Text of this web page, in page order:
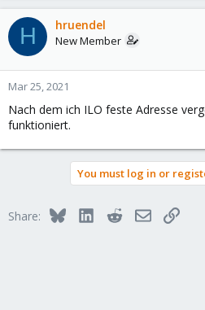
H hruendel
New Member
Mar 25, 2021
Nach dem ich ILO feste Adresse
funktioniert.
You must log in or
Share: BlueskyLinkedInRedditEmailLink